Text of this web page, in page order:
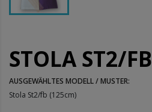
STOLA ST2/FB
AUSGEWÄHLTES MODELL / MUSTER:
Stola St2/fb (125cm)